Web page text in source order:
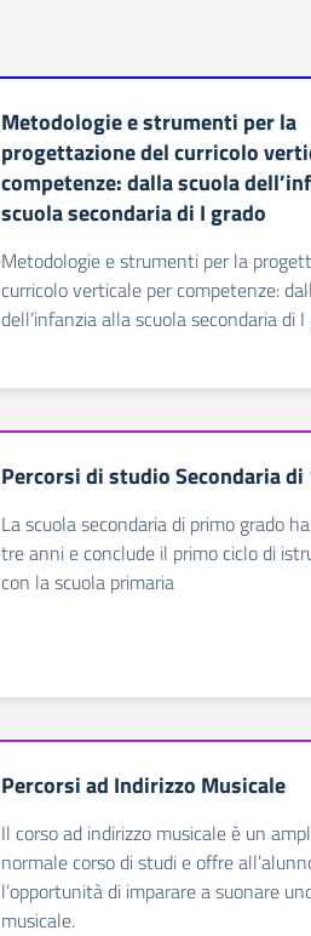
Metodologie e strumenti per la
progettazione del curricolo
competenze: dalla scuola
scuola secondaria di I grado
Metodologie e strumenti per la
curricolo verticale per competenze:
dell’infanzia alla scuola secondaria di I
Percorsi di studio Secondaria di
La scuola secondaria di primo grado
tre anni e conclude il primo ciclo di
con la scuola primaria
Percorsi ad Indirizzo Musicale
Il corso ad indirizzo musicale è un
normale corso di studi e offre
l’opportunità di imparare a suonare
musicale.